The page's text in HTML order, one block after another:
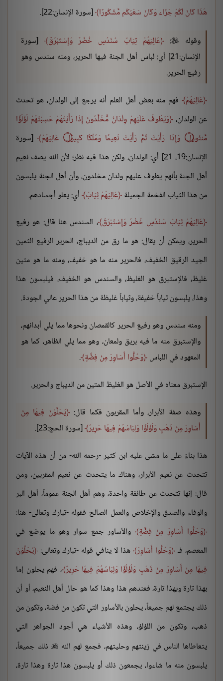
هَذَا كَانَ لَكُمْ جَزَاء وَكَانَ سَعْيُكُم مَّشْكُورًا [سورة الإنسان:22].
وقوله 
: عَالِيَهُمْ ثِيَابُ سُنْدُسٍ خُضْرٌ وَإِسْتَبْرَقٌ
[سورة
الإنسان:21] أي: لباس أهل الجنة فيها الحرير، ومنه سندس وهو
رفيع الحرير.
عَالِيَهُمْ فهم منه بعض أهل العلم أنه يرجع إلى الولدان، هو تحدث
عن الولدان، وَيَطُوفُ عَلَيْهِمْ وِلْدَانٌ مُّخَلَّدُونَ إِذَا رَأَيْتَهُمْ حَسِبْتَهُمْ لُؤْلُؤًا
مَّنثُورًا ۝ وَإِذَا رَأَيْتَ ثَمَّ رَأَيْتَ نَعِيمًا وَمُلْكًا كَبِيرًا ۝ عَالِيَهُمْ
[سورة
الإنسان:19، 21] أي: الولدان، ولكن هذا فيه نظر؛ لأن الله يصف نعيم
أهل الجنة بأنهم يطوف عليهم ولدان مخلدون، وأن أهل الجنة يلبسون
من هذا الثياب الفخمة الجميلة عَالِيَهُمْ ثِيَابُ أي: يعلو أجسادهم.
عَالِيَهُمْ ثِيَابُ سُنْدُسٍ خُضْرٌ وَإِسْتَبْرَقٌ ، السندس هنا قال: هو رفيع
الحرير، ويمكن أن يقال: هو ما رق من الديباج، الحرير الرفيع الثمين
الجيد الرقيق الخفيف، فالحرير منه ما هو خفيف، ومنه ما هو متين
غليظ، فالإستبرق هو الغليظ، والسندس هو الخفيف، فيلبسون هذا
وهذا، يلبسون ثياباً خفيفة، وثياباً غليظة من هذا الحرير عالي الجودة.
ومنه سندس وهو رفيع الحرير كالقمصان ونحوها مما يلي أبدانهم،
والإستبرق منه ما فيه بريق ولمعان، وهو مما يلي الظاهر، كما هو
المعهود في اللباس وَحُلُّوا أَسَاوِرَ مِنْ فِضَّةٍ .
الإستبرق معناه في الأصل هو الغليظ المتين من الديباج والحرير.
وهذه صفة الأبرار، وأما المقربون فكما قال: يُحَلَّوْنَ فِيهَا مِنْ
أَسَاوِرَ مِنْ ذَهَبٍ وَلُؤْلُؤًا وَلِبَاسُهُمْ فِيهَا حَرِيرٌ [سورة الحج:23].
هذا بناءً على ما مشى عليه ابن كثير -رحمه الله- من أن هذه الآيات
تتحدث عن نعيم الأبرار، وهناك ما يتحدث عن نعيم المقربين، ومن
قال: إنها تتحدث عن طائفة واحدة، وهم أهل الجنة عموماً، أهل البر
والوفاء والصدق والإخلاص والعمل الصالح فقوله -تبارك وتعالى- هنا:
وَحُلُّوا أَسَاوِرَ مِنْ فِضَّةٍ
والأساور جمع سوار وهو ما يوضع في
المعصم، فـ وَحُلُّوا أَسَاوِرَ هذا لا ينافي قوله -تبارك وتعالى: يُحَلَّوْنَ
فِيهَا مِنْ أَسَاوِرَ مِنْ ذَهَبٍ وَلُؤْلُؤًا وَلِبَاسُهُمْ فِيهَا حَرِيرٌ ، فهم يحلون إما
بهذا تارة وبهذا تارة، فعندهم هذا وهذا كما هو حال أهل النعيم، أو أن
ذلك يجتمع لهم جميعاً، يحلون بالأساور التي تكون من فضة، وتكون من
ذهب، وتكون من اللؤلؤ، وهذه الأشياء هي أجود الجواهر التي
يتعاطاها الناس في زينتهم وحليتهم، فجمع لهم الله ذلك جميعاً،
يلبسون منه ما شاءوا، يجمعون ذلك أو يلبسون هذا تارة وهذا تارة،